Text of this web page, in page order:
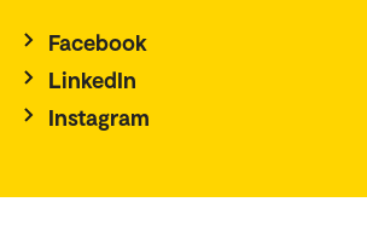
Facebook
LinkedIn
Instagram